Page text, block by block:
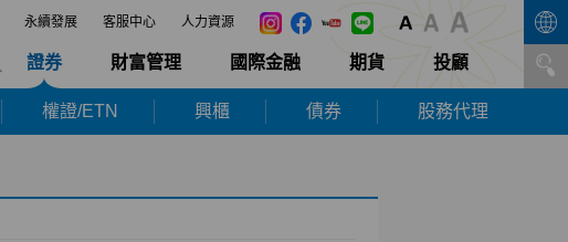
永續發展 客服中心 人力資源
證券 財富管理 國際金融 期貨 投顧
權證/ETN 興櫃 債券 股務代理